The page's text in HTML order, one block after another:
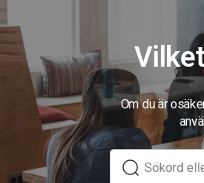
Om du är